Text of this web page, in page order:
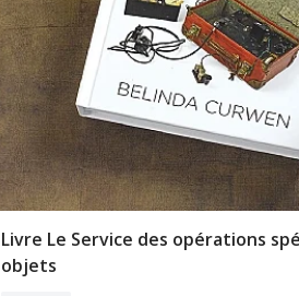
Ajouter Au
Livre Le Service des opérations
objets